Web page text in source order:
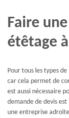
Faire
étêtage
Pour tous les types
car cela permet de
est aussi nécessaire
demande de devis
une entreprise